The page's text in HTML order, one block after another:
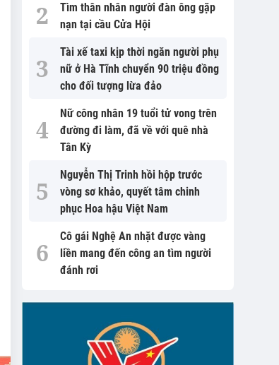
Tìm thân nhân người đàn ông gặp
nạn tại cầu Cửa Hội
Tài xế taxi kịp thời ngăn người phụ
nữ ở Hà Tĩnh chuyển 90 triệu đồng
cho đối tượng lừa đảo
Nữ công nhân 19 tuổi tử vong trên
đường đi làm, đã về với quê nhà
Tân Kỳ
Nguyễn Thị Trinh hồi hộp trước
vòng sơ khảo, quyết tâm chinh
phục Hoa hậu Việt Nam
Cô gái Nghệ An nhặt được vàng
liền mang đến công an tìm người
đánh rơi